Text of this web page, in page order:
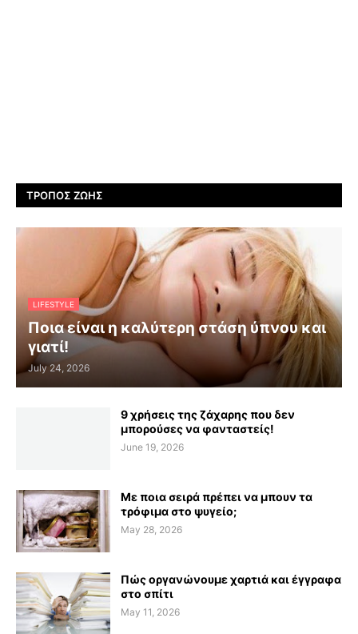
ΤΡΌΠΟΣ ΖΩΉΣ
LIFESTYLE
Ποια είναι η καλύτερη στάση ύπνου και
γιατί!
July 24, 2026
9 χρήσεις της ζάχαρης που δεν
μπορούσες να φανταστείς!
June 19, 2026
Με ποια σειρά πρέπει να μπουν τα
τρόφιμα στο ψυγείο;
May 28, 2026
Πώς οργανώνουμε χαρτιά και έγγραφα
στο σπίτι
May 11, 2026